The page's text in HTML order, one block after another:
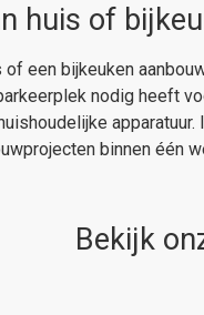
huis of
of een bijkeuken
nodig heeft
binnen één
Bekijk